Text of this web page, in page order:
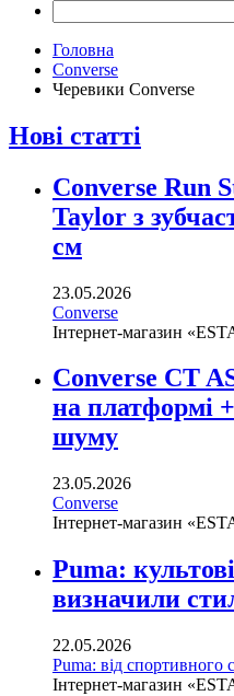
Головна
Converse
Черевики Converse
Нові статті
Converse Run
Taylor з
см
23.05.2026
Converse
Інтернет-магазин
Converse CT
на платформі
шуму
23.05.2026
Converse
Інтернет-магазин
Puma:
визначили
22.05.2026
Puma: від спортивного
Інтернет-магазин